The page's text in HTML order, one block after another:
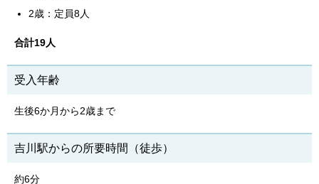
2歳：定員8人
合計19人
受入年齢
生後6か月から2歳まで
吉川駅からの所要時間（徒歩）
約6分